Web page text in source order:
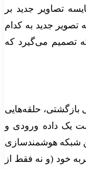
تصاویر جدید بر
جدید به کدام
تصمیم می‌گیرد که
بازگشتی، حلقه‌هایی
یک داده ورودی و
شبکه هوشمندسازی
خود (و نه فقط از